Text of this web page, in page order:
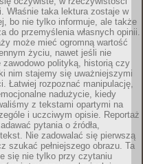
Właśnie taka lektura zostaje w
bo nie tylko informuje, ale także
do przemyślenia własnych opinii.
może mieć ogromną wartość
życiu, nawet jeśli nie
zawodowo polityką, historią czy
nim stajemy się uważniejszymi
Łatwiej rozpoznać manipulację,
nadużycie, kiedy
z tekstami opartymi na
i uczciwym opisie. Reportaż
pytania o źródła,
Nie zadowalać się pierwszą
szukać pełniejszego obrazu. Ta
się nie tylko przy czytaniu